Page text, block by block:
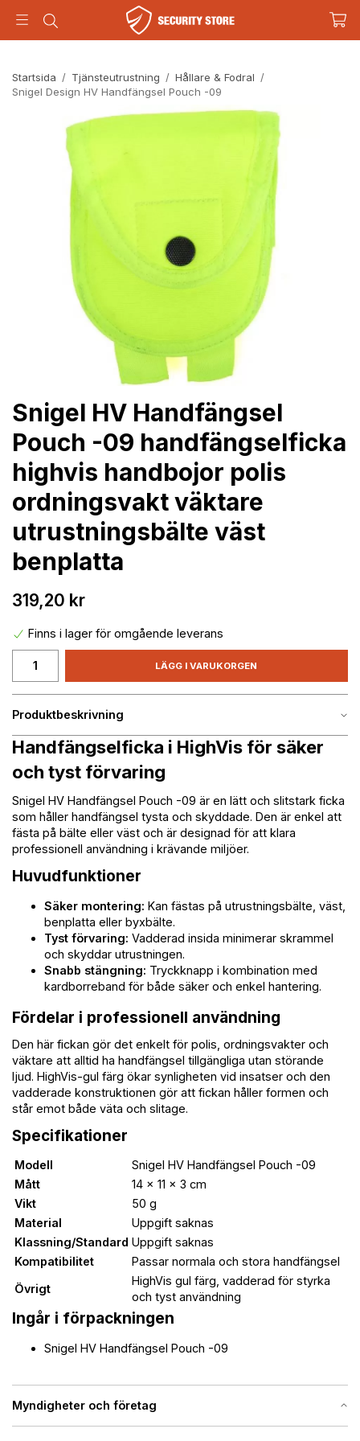
Startsida / Tjänsteutrustning / Hållare & Fodral /
Snigel Design HV Handfängsel Pouch -09
Snigel HV Handfängsel
Pouch -09 handfängselficka
highvis handbojor polis
ordningsvakt väktare
utrustningsbälte väst
benplatta
319,20 kr
Finns i lager för omgående leverans
LÄGG I VARUKORGEN
Produktbeskrivning
Myndigheter och företag
Handfängselficka i HighVis för säker
och tyst förvaring
Snigel HV Handfängsel Pouch -09 är en lätt och slitstark ficka
som håller handfängsel tysta och skyddade. Den är enkel att
fästa på bälte eller väst och är designad för att klara
professionell användning i krävande miljöer.
Huvudfunktioner
Säker montering: Kan fästas på utrustningsbälte, väst,
benplatta eller byxbälte.
Tyst förvaring: Vadderad insida minimerar skrammel
och skyddar utrustningen.
Snabb stängning: Tryckknapp i kombination med
kardborreband för både säker och enkel hantering.
Fördelar i professionell användning
Den här fickan gör det enkelt för polis, ordningsvakter och
väktare att alltid ha handfängsel tillgängliga utan störande
ljud. HighVis-gul färg ökar synligheten vid insatser och den
vadderade konstruktionen gör att fickan håller formen och
står emot både väta och slitage.
Specifikationer
Modell
Snigel HV Handfängsel Pouch -09
Mått
14 × 11 × 3 cm
Vikt
50 g
Material
Uppgift saknas
Klassning/Standard Uppgift saknas
Kompatibilitet
Passar normala och stora handfängsel
Övrigt
HighVis gul färg, vadderad för styrka
och tyst användning
Ingår i förpackningen
Snigel HV Handfängsel Pouch -09